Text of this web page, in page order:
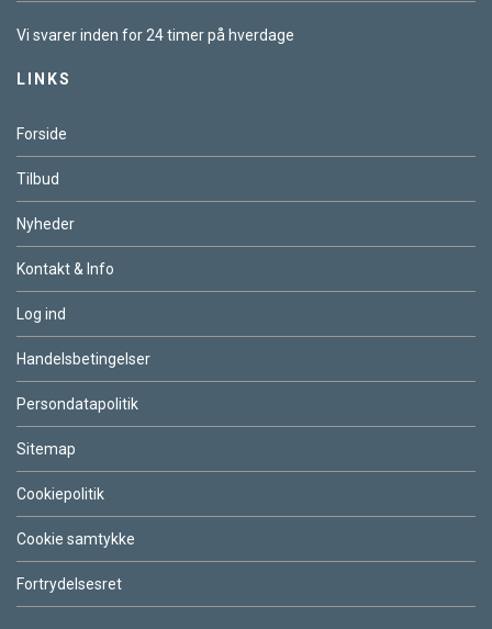
Vi svarer inden for 24 timer på hverdage
LINKS
Forside
Tilbud
Nyheder
Kontakt & Info
Log ind
Handelsbetingelser
Persondatapolitik
Sitemap
Cookiepolitik
Cookie samtykke
Fortrydelsesret